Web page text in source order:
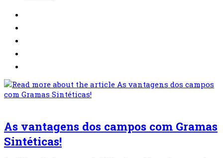
As vantagens dos campos com Gramas
Sintéticas!